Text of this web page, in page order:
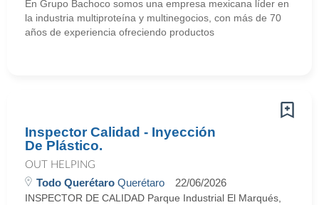
En Grupo Bachoco somos una empresa mexicana líder en
la industria multiproteína y multinegocios, con más de 70
años de experiencia ofreciendo productos
Inspector Calidad - Inyección
De Plástico.
OUT HELPING
Todo Querétaro Querétaro 22/06/2026
INSPECTOR DE CALIDAD Parque Industrial El Marqués,